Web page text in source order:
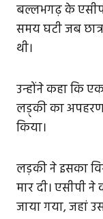
बल्लभगढ़ के
समय घटी जब
थी।
उन्होंने कहा कि
लड़्की का
किया।
लड़की ने इसका
मार दी। एसीपी
जाया गया, जहां